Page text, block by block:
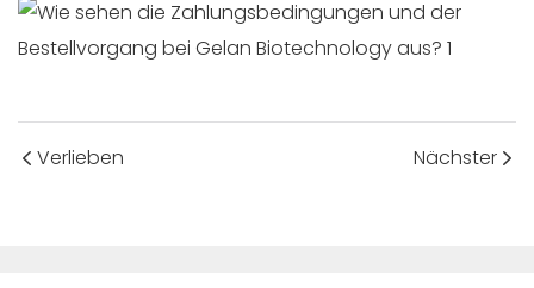
Verlieben Nächster